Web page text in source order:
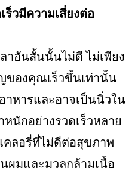
วมีความเสี่ยงต่อ
าอันสั้นนั้นไม่ดี ไม่เพียง
ของคุณเร็วขึ้นเท่านั้น
หารและอาจเป็นนิ่วใน
นักอย่างรวดเร็วหลาย
คลอรี่ที่ไม่ดีต่อสุขภาพ
ผมและมวลกล้ามเนื้อ